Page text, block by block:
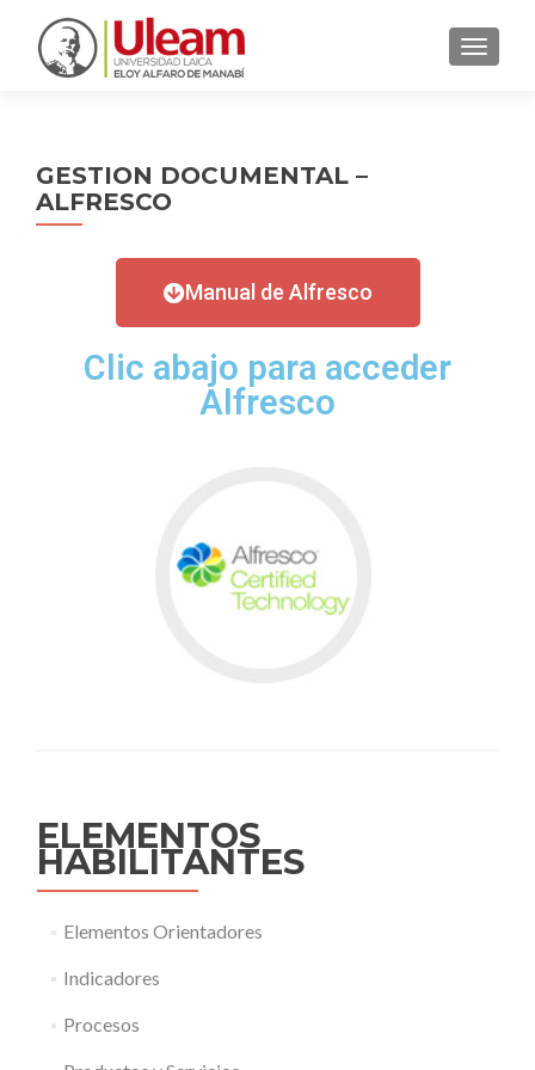
GESTION DOCUMENTAL –
ALFRESCO
Manual de Alfresco
Clic abajo para acceder
Alfresco
ELEMENTOS
HABILITANTES
Elementos Orientadores
Indicadores
Procesos